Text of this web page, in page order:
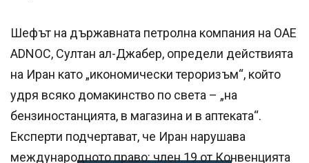
Шефът на държавната петролна компания на ОАЕ
ADNOC, Султан ал-Джабер, определи действията
на Иран като „икономически тероризъм“, който
удря всяко домакинство по света – „на
бензиностанцията, в магазина и в аптеката“.
Експерти подчертават, че Иран нарушава
международното право: член 19 от Конвенцията